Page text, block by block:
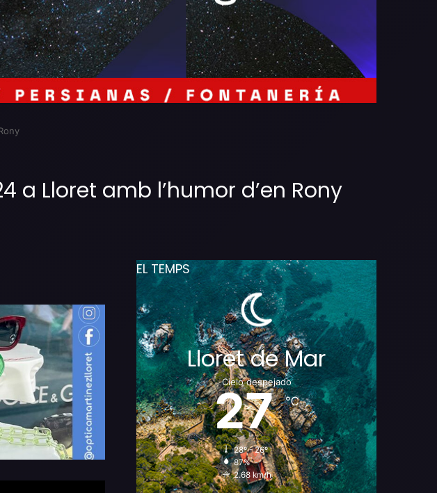
Lloret amb l’humor d’en Rony
EL TEMPS
Lloret de Mar
Cielo despejado
27℃
28º - 26º
87%
2.68 km/h